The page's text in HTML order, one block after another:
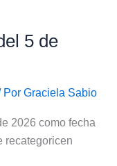
5 de
Por Graciela Sabio
2026 como fecha
recategoricen